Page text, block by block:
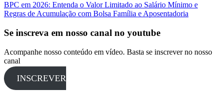
BPC em 2026: Entenda o Valor Limitado ao Salário Mínimo e
Regras de Acumulação com Bolsa Família e Aposentadoria
Se inscreva em nosso canal no youtube
Acompanhe nosso conteúdo em vídeo. Basta se inscrever no nosso
canal
INSCREVER